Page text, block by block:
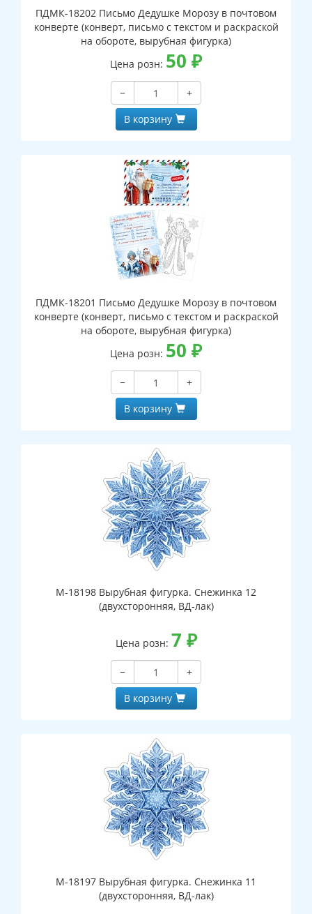
ПДМК-18202 Письмо Дедушке Морозу в почтовом
конверте (конверт, письмо с текстом и раскраской
на обороте, вырубная фигурка)
Цена розн: 50 ₽
−
+
В корзину
ПДМК-18201 Письмо Дедушке Морозу в почтовом
конверте (конверт, письмо с текстом и раскраской
на обороте, вырубная фигурка)
Цена розн: 50 ₽
−
+
В корзину
М-18198 Вырубная фигурка. Снежинка 12
(двухсторонняя, ВД-лак)
Цена розн: 7 ₽
−
+
В корзину
М-18197 Вырубная фигурка. Снежинка 11
(двухсторонняя, ВД-лак)